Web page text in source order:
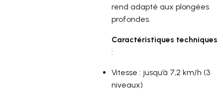
rend adapté aux plongées
profondes.
Caractéristiques techniques
:
Vitesse : jusqu’à 7,2 km/h (3
niveaux)